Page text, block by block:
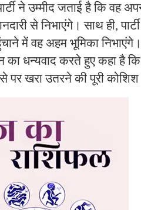
ने उम्मीद जताई है कि वह
से निभाएंगे। साथ ही,
में वह अहम भूमिका
का धन्यवाद करते हुए कहा है कि
पर खरा उतरने की पूरी